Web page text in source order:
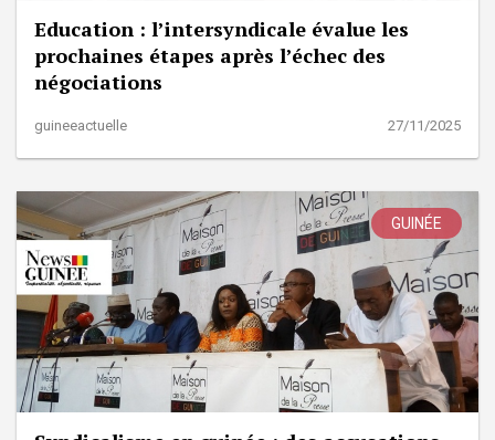
Education : l’intersyndicale évalue les
prochaines étapes après l’échec des
négociations
guineeactuelle 27/11/2025
GUINÉE